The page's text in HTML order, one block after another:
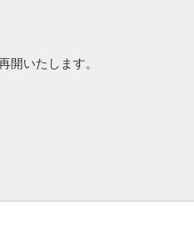
開いたします。